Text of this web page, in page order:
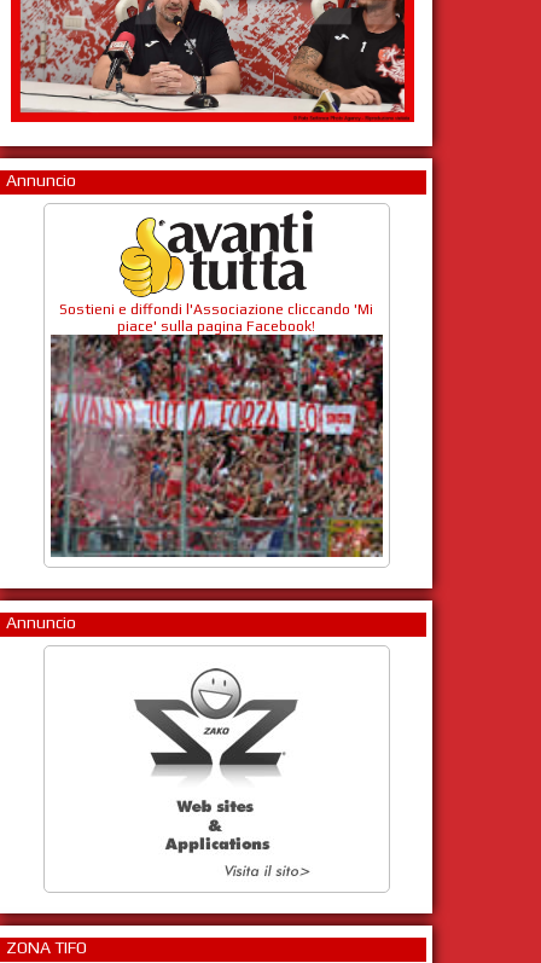
Annuncio
Sostieni e diffondi l'Associazione cliccando 'Mi
piace' sulla pagina Facebook!
Annuncio
ZONA TIFO